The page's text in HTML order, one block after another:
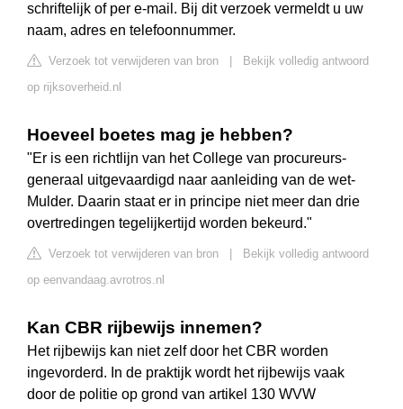
schriftelijk of per e-mail. Bij dit verzoek vermeldt u uw
naam, adres en telefoonnummer.
Verzoek tot verwijderen van bron
Bekijk volledig antwoord
op rijksoverheid.nl
Hoeveel boetes mag je hebben?
"Er is een richtlijn van het College van procureurs-
generaal uitgevaardigd naar aanleiding van de wet-
Mulder. Daarin staat er in principe niet meer dan drie
overtredingen tegelijkertijd worden bekeurd."
Verzoek tot verwijderen van bron
Bekijk volledig antwoord
op eenvandaag.avrotros.nl
Kan CBR rijbewijs innemen?
Het rijbewijs kan niet zelf door het CBR worden
ingevorderd. In de praktijk wordt het rijbewijs vaak
door de politie op grond van artikel 130 WVW